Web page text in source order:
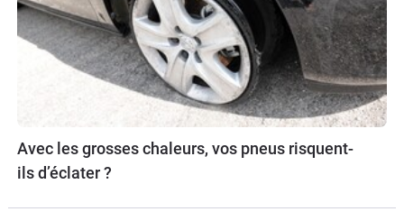
Avec les grosses chaleurs, vos pneus risquent-
ils d’éclater ?